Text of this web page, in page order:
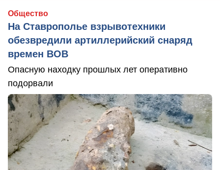
Общество
На Ставрополье взрывотехники
обезвредили артиллерийский снаряд
времен ВОВ
Опасную находку прошлых лет оперативно
подорвали